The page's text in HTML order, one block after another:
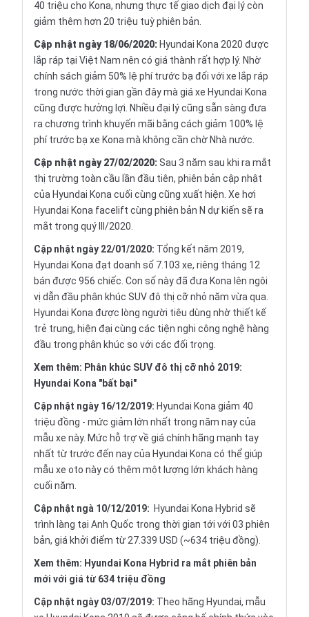
40 triệu cho Kona, nhưng thực tế giao dịch đại lý còn
giảm thêm hơn 20 triệu tuỳ phiên bản.
Cập nhật ngày 18/06/2020: Hyundai Kona 2020 được
lắp ráp tại Việt Nam nên có giá thành rất hợp lý. Nhờ
chính sách giảm 50% lệ phí trước bạ đối với xe lắp ráp
trong nước thời gian gần đây mà giá xe Hyundai Kona
cũng được hưởng lợi. Nhiều đại lý cũng sẵn sàng đưa
ra chương trình khuyến mãi bằng cách giảm 100% lệ
phí trước bạ xe Kona mà không cần chờ Nhà nước.
Cập nhật ngày 27/02/2020:Sau 3 năm sau khi ra mắt
thị trường toàn cầu lần đầu tiên, phiên bản cập nhật
của Hyundai Kona cuối cùng cũng xuất hiện. Xe hơi
Hyundai Kona facelift cùng phiên bản N dự kiến sẽ ra
mắt trong quý III/2020.
Cập nhật ngày 22/01/2020: Tổng kết năm 2019,
Hyundai Kona đạt doanh số 7.103 xe, riêng tháng 12
bán được 956 chiếc. Con số này đã đưa Kona lên ngôi
vị dẫn đầu phân khúc SUV đô thị cỡ nhỏ năm vừa qua.
Hyundai Kona được lòng người tiêu dùng nhờ thiết kế
trẻ trung, hiện đại cùng các tiện nghi công nghệ hàng
đầu trong phân khúc so với các đối trọng.
Xem thêm: Phân khúc SUV đô thị cỡ nhỏ 2019:
Hyundai Kona "bất bại"
Cập nhật ngày 16/12/2019: Hyundai Kona giảm 40
triệu đồng - mức giảm lớn nhất trong năm nay của
mẫu xe này. Mức hỗ trợ về giá chính hãng mạnh tay
nhất từ trước đến nay của Hyundai Kona có thể giúp
mẫu xe oto này có thêm một lượng lớn khách hàng
cuối năm.
Cập nhật ngà 10/12/2019: Hyundai Kona Hybrid sẽ
trình làng tại Anh Quốc trong thời gian tới với 03 phiên
bản, giá khởi điểm từ 27.339 USD (~634 triệu đồng).
Xem thêm: Hyundai Kona Hybrid ra mắt phiên bản
mới với giá từ 634 triệu đồng
Cập nhật ngày 03/07/2019: Theo hãng Hyundai, mẫu